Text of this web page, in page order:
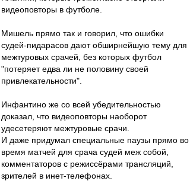
видеоповторы в футболе.
Мишель прямо так и говорил, что ошибки
судей-пидарасов дают обширнейшую тему для
межтуровых срачей, без которых футбол
"потеряет едва ли не половину своей
привлекательности".
Инфантино же со всей убедительностью
доказал, что видеоповторы наоборот
удесетеряют межтуровые срачи.
И даже придумал специальные паузы прямо во
время матчей для срача судей меж собой,
комментаторов с режиссёрами трансляций,
зрителей в инет-телефонах.